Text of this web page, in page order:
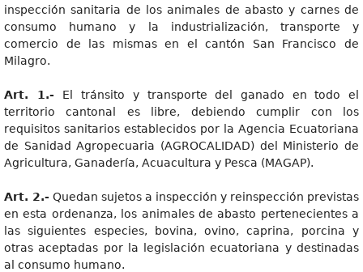
inspección sanitaria de los animales de abasto y carnes de
consumo humano y la industrialización, transporte y
comercio de las mismas en el cantón San Francisco de
Milagro.
Art. 1.- El tránsito y transporte del ganado en todo el
territorio cantonal es libre, debiendo cumplir con los
requisitos sanitarios establecidos por la Agencia Ecuatoriana
de Sanidad Agropecuaria (AGROCALIDAD) del Ministerio de
Agricultura, Ganadería, Acuacultura y Pesca (MAGAP).
Art. 2.- Quedan sujetos a inspección y reinspección previstas
en esta ordenanza, los animales de abasto pertenecientes a
las siguientes especies, bovina, ovino, caprina, porcina y
otras aceptadas por la legislación ecuatoriana y destinadas
al consumo humano.